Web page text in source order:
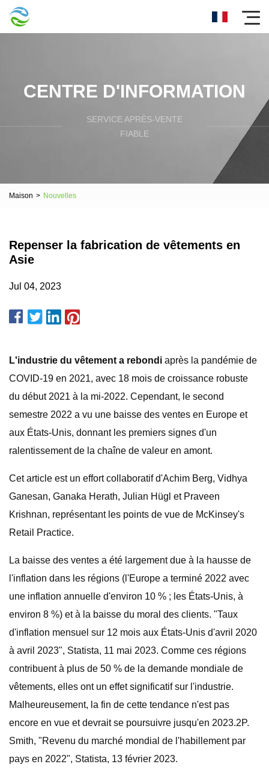
CENTRE D'INFORMATION
SERVICE APRÈS-VENTE
FIABLE
Maison > Nouvelles
Repenser la fabrication de vêtements en
Asie
Jul 04, 2023
L'industrie du vêtement a rebondi après la pandémie de
COVID-19 en 2021, avec 18 mois de croissance robuste
du début 2021 à la mi-2022. Cependant, le second
semestre 2022 a vu une baisse des ventes en Europe et
aux États-Unis, donnant les premiers signes d'un
ralentissement de la chaîne de valeur en amont.
Cet article est un effort collaboratif d'Achim Berg, Vidhya
Ganesan, Ganaka Herath, Julian Hügl et Praveen
Krishnan, représentant les points de vue de McKinsey's
Retail Practice.
La baisse des ventes a été largement due à la hausse de
l'inflation dans les régions (l'Europe a terminé 2022 avec
une inflation annuelle d'environ 10 % ; les États-Unis, à
environ 8 %) et à la baisse du moral des clients. "Taux
d'inflation mensuel sur 12 mois aux États-Unis d'avril 2020
à avril 2023", Statista, 11 mai 2023. Comme ces régions
contribuent à plus de 50 % de la demande mondiale de
vêtements, elles ont un effet significatif sur l'industrie.
Malheureusement, la fin de cette tendance n'est pas
encore en vue et devrait se poursuivre jusqu'en 2023.2P.
Smith, "Revenu du marché mondial de l'habillement par
pays en 2022", Statista, 13 février 2023.